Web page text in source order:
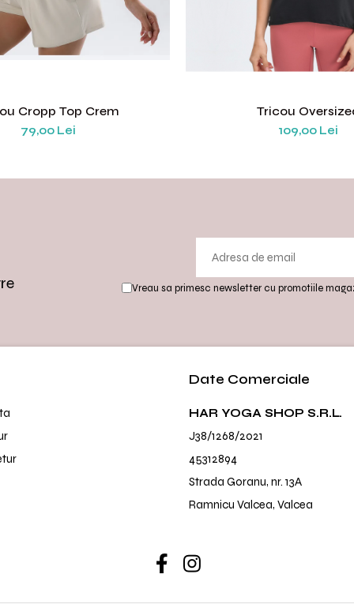
Cropp Top Crem
79,00 Lei
Tricou
109,00 Lei
Vreau sa primesc newsletter cu promotiile
Date Comerciale
HAR YOGA SHOP S.R.L.
J38/1268/2021
45312894
Strada Goranu, nr. 13A
Ramnicu Valcea, Valcea